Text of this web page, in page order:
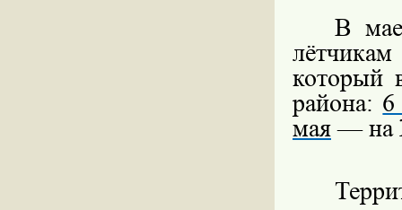
В
лётчикам
который
района: 6
мая— на